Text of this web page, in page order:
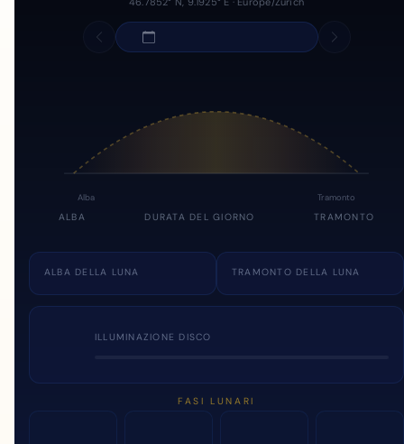
Alba Tramonto
ALBA DURATA DEL GIORNO TRAMONTO
ALBA DELLA LUNA TRAMONTO DELLA LUNA
ILLUMINAZIONE DISCO
FASI LUNARI